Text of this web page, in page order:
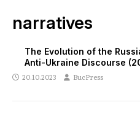
narratives
The Evolution of the
Anti-Ukraine Discourse
20.10.2023 BucPress